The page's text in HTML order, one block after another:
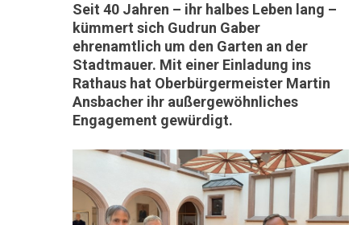
Seit 40 Jahren – ihr halbes Leben lang –
kümmert sich Gudrun Gaber
ehrenamtlich um den Garten an der
Stadtmauer. Mit einer Einladung ins
Rathaus hat Oberbürgermeister Martin
Ansbacher ihr außergewöhnliches
Engagement gewürdigt.